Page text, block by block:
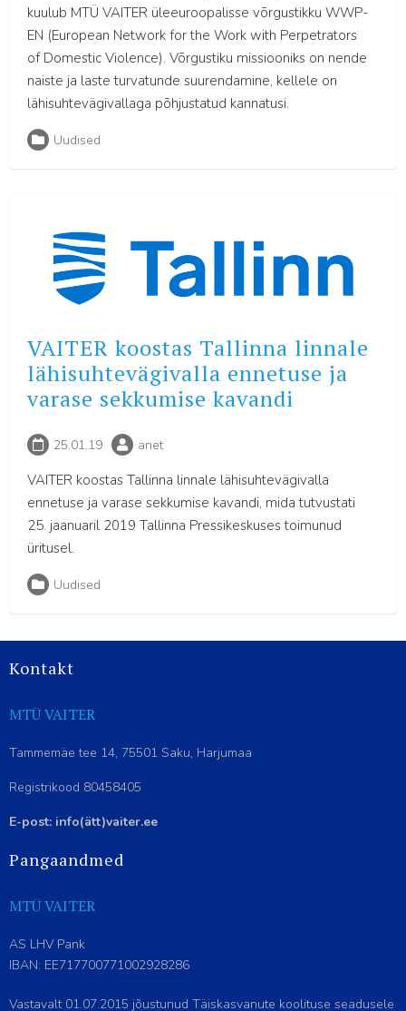
kuulub MTÜ VAITER üleeuroopalisse võrgustikku WWP-
EN (European Network for the Work with Perpetrators
of Domestic Violence). Võrgustiku missiooniks on nende
naiste ja laste turvatunde suurendamine, kellele on
lähisuhtevägivallaga põhjustatud kannatusi.
Uudised
VAITER koostas Tallinna linnale
lähisuhtevägivalla ennetuse ja
varase sekkumise kavandi
25.01.19 anet
VAITER koostas Tallinna linnale lähisuhtevägivalla
ennetuse ja varase sekkumise kavandi, mida tutvustati
25. jaanuaril 2019 Tallinna Pressikeskuses toimunud
üritusel.
Uudised
Kontakt
MTÜ VAITER
Tammemäe tee 14, 75501 Saku, Harjumaa
Registrikood 80458405
E-post: info(ätt)vaiter.ee
Pangaandmed
MTÜ VAITER
AS LHV Pank
IBAN: EE717700771002928286
Vastavalt 01.07.2015 jõustunud Täiskasvanute koolituse seadusele